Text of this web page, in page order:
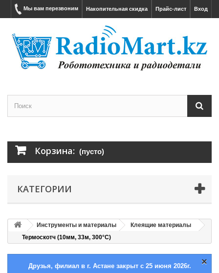
Вход
Прайс-лист
Накопительная скидка
Мы вам перезвоним
Корзина: (пусто)
КАТЕГОРИИ
Инструменты и материалы
Клеящие материалы
Термоскотч (10мм, 33м, 300°С)
×
Друзья, филиал в г. Астане закрыт с 25 июня 2026г.